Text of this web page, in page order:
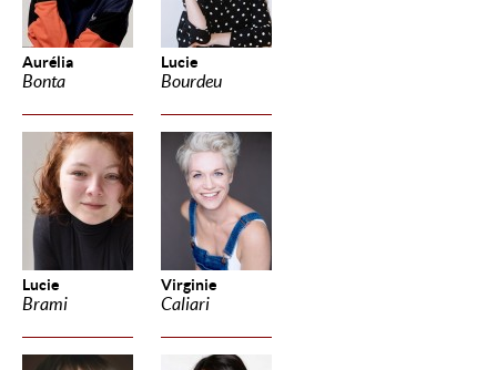
Aurélia
Bonta
Lucie
Bourdeu
Lucie
Brami
Virginie
Caliari